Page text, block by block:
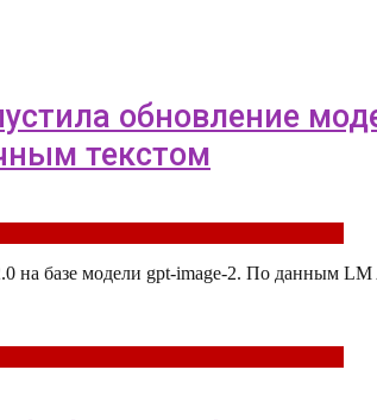
обновление
текстом
на базе модели gpt-image-2. По данным LM